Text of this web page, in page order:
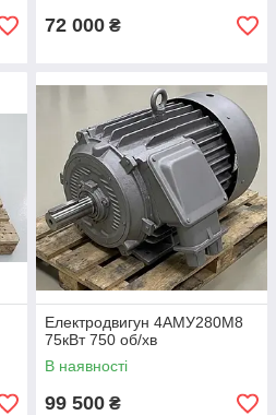
72 000 ₴
Електродвигун 4АМУ280М8
75кВт 750 об/хв
В наявності
99 500 ₴